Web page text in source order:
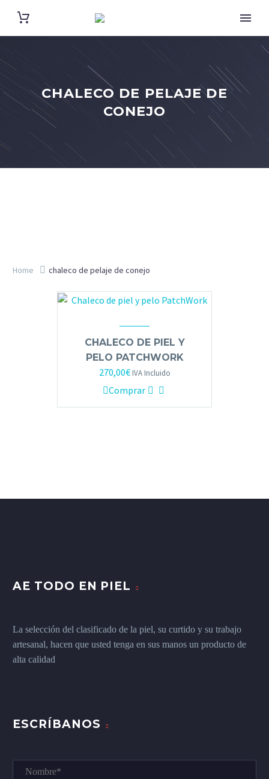
CHALECO DE PELAJE DE
CONEJO
Home chaleco de pelaje de conejo
CHALECO DE PIEL Y
PELO PATCHWORK
270,00€ IVA Incluido
Comprar
AE TODO EN PIEL
La selección del clasificado de la piel, su curtido y su trabajo
artesanal, hacen que usted tenga en sus manos un producto de
alta calidad
ESCRÍBANOS